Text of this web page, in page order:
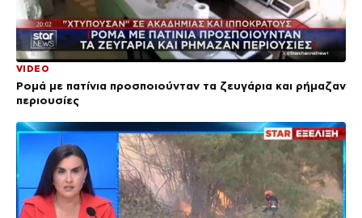
VIDEO
Ρομά με πατίνια προσποιούνταν τα ζευγάρια και ρήμαζαν
περιουσίες